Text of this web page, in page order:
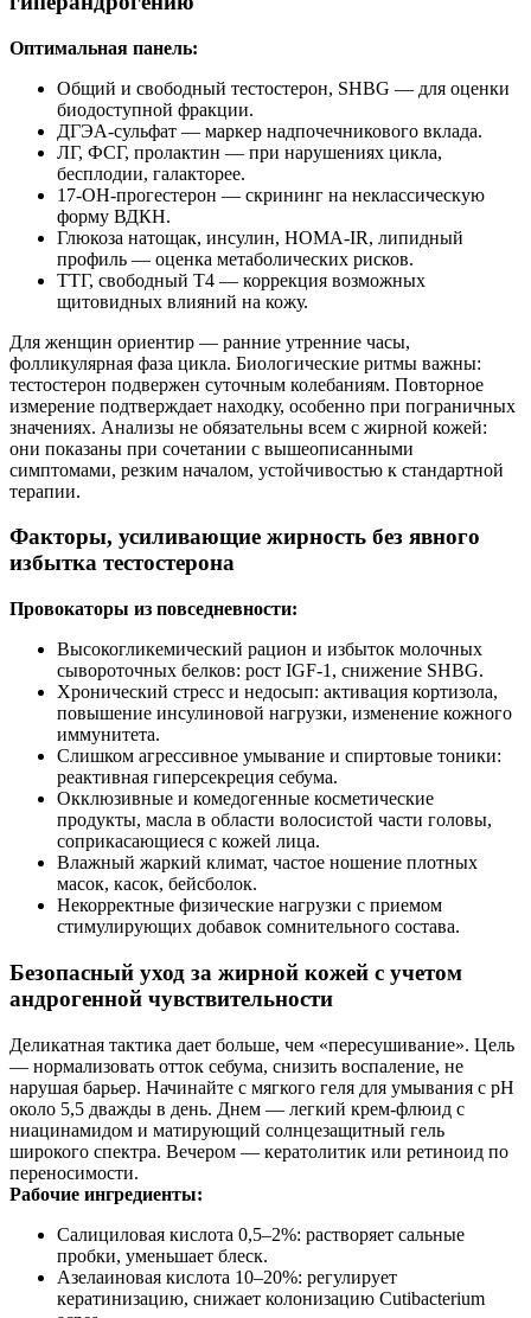
Оптимальная панель:
Общий и свободный тестостерон, SHBG — для оценки
биодоступной фракции.
ДГЭА‑сульфат — маркер надпочечникового вклада.
ЛГ, ФСГ, пролактин — при нарушениях цикла,
бесплодии, галакторее.
17‑ОН‑прогестерон — скрининг на неклассическую
форму ВДКН.
Глюкоза натощак, инсулин, HOMA‑IR, липидный
профиль — оценка метаболических рисков.
ТТГ, свободный Т4 — коррекция возможных
щитовидных влияний на кожу.
Для женщин ориентир — ранние утренние часы,
фолликулярная фаза цикла. Биологические ритмы важны:
тестостерон подвержен суточным колебаниям. Повторное
измерение подтверждает находку, особенно при пограничных
значениях. Анализы не обязательны всем с жирной кожей:
они показаны при сочетании с вышеописанными
симптомами, резким началом, устойчивостью к стандартной
терапии.
Факторы, усиливающие жирность без явного
избытка тестостерона
Провокаторы из повседневности:
Высокогликемический рацион и избыток молочных
сывороточных белков: рост IGF‑1, снижение SHBG.
Хронический стресс и недосып: активация кортизола,
повышение инсулиновой нагрузки, изменение кожного
иммунитета.
Слишком агрессивное умывание и спиртовые тоники:
реактивная гиперсекреция себума.
Окклюзивные и комедогенные косметические
продукты, масла в области волосистой части головы,
соприкасающиеся с кожей лица.
Влажный жаркий климат, частое ношение плотных
масок, касок, бейсболок.
Некорректные физические нагрузки с приемом
стимулирующих добавок сомнительного состава.
Безопасный уход за жирной кожей с учетом
андрогенной чувствительности
Деликатная тактика дает больше, чем «пересушивание». Цель
— нормализовать отток себума, снизить воспаление, не
нарушая барьер. Начинайте с мягкого геля для умывания с pH
около 5,5 дважды в день. Днем — легкий крем‑флюид с
ниацинамидом и матирующий солнцезащитный гель
широкого спектра. Вечером — кератолитик или ретиноид по
переносимости.
Рабочие ингредиенты:
Салициловая кислота 0,5–2%: растворяет сальные
пробки, уменьшает блеск.
Азелаиновая кислота 10–20%: регулирует
кератинизацию, снижает колонизацию Cutibacterium